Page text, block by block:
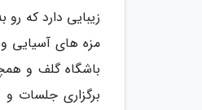
زیبایی دارد که
مزه های آسیایی
باشگاه گلف و
برگزاری جلسات و